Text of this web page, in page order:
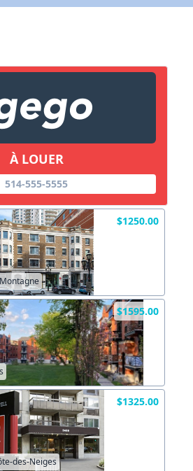
À LOUER
514-555-5555
$1250.00
$1595.00
$1325.00
des-Neiges
X Fermer
(sera inclus dans courriel)
X Fermer Envoyez